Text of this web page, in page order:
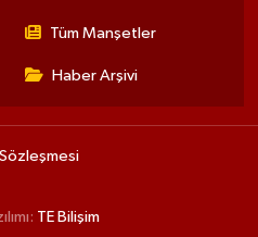
Tüm Manşetler
Haber Arşivi
TE Bilişim